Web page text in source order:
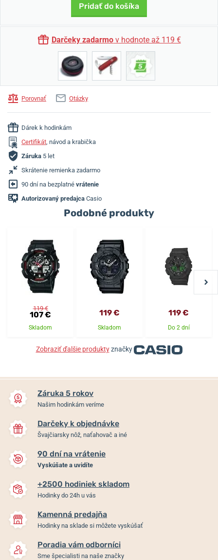
Pridať do košíka
Darčeky zadarmov hodnote až 119 €
Porovnať Otázky
Dárek k hodinkám
Certifikát, návod a krabička
Záruka 5 let
Skrátenie remienka zadarmo
90 dní na bezplatné vrátenie
Autorizovaný predajca Casio
Podobné produkty
119 €
107 €
Skladom
119 €
Skladom
119 €
Do 2 dní
Zobraziť ďalšie produktyznačky
Záruka 5 rokov
Našim hodinkám veríme
Darčeky k objednávke
Švajčiarsky nôž, naťahovač a iné
90 dní na vrátenie
Vyskúšate a uvidíte
+2500 hodiniek skladom
Hodinky do 24h u vás
Kamenná predajňa
Hodinky na sklade si môžete vyskúšať
Poradia vám odborníci
Sme špecialisti na naše značky